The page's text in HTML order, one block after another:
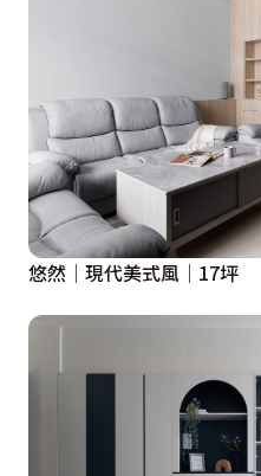
悠然│現代美式風│17坪